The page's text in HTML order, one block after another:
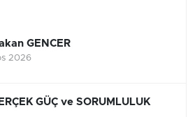
GENCER
2026
GÜÇ ve SORUMLULUK